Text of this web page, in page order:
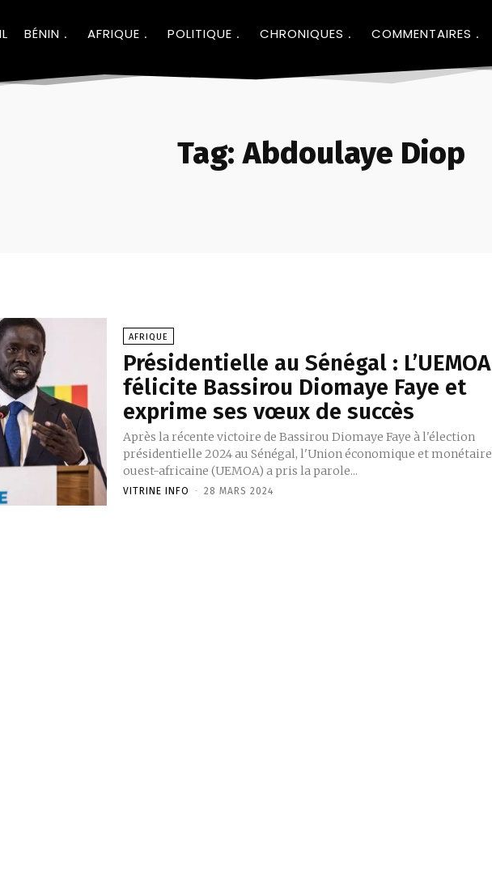
BÉNIN AFRIQUE POLITIQUE CHRONIQUES COMMENTAIRES
Tag: Abdoulaye Diop
AFRIQUE
Présidentielle au Sénégal : L’UEMOA
félicite Bassirou Diomaye Faye et
exprime ses vœux de succès
Après la récente victoire de Bassirou Diomaye Faye à l'élection
présidentielle 2024 au Sénégal, l'Union économique et monétaire
ouest-africaine (UEMOA) a pris la parole...
VITRINE INFO - 28 MARS 2024